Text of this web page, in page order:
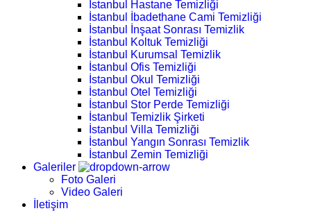
İstanbul Hastane Temizliği
İstanbul İbadethane Cami Temizliği
İstanbul İnşaat Sonrası Temizlik
İstanbul Koltuk Temizliği
İstanbul Kurumsal Temizlik
İstanbul Ofis Temizliği
İstanbul Okul Temizliği
İstanbul Otel Temizliği
İstanbul Stor Perde Temizliği
İstanbul Temizlik Şirketi
İstanbul Villa Temizliği
İstanbul Yangın Sonrası Temizlik
İstanbul Zemin Temizliği
Galeriler
Foto Galeri
Video Galeri
İletişim